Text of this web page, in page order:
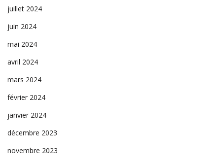
juillet 2024
juin 2024
mai 2024
avril 2024
mars 2024
février 2024
janvier 2024
décembre 2023
novembre 2023